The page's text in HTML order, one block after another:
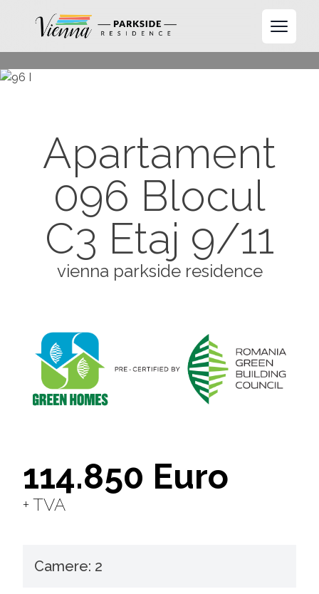
Open
Apartament
096 Blocul
C3 Etaj 9/11
vienna parkside residence
114.850 Euro
+ TVA
Camere: 2